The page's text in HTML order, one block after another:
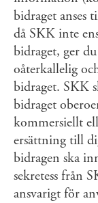
bidraget anses
då SKK inte
bidraget, ger
oåterkallelig
bidraget. SKK
bidraget
kommersiellt
ersättning till
bidragen ska
sekretess från
ansvarigt för